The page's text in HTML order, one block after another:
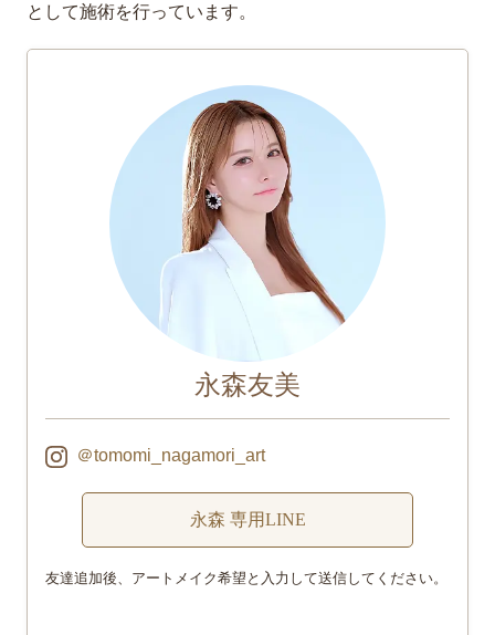
として施術を行っています。
永森友美
＠tomomi_nagamori_art
永森 専用LINE
友達追加後、アートメイク希望と入力して送信してください。